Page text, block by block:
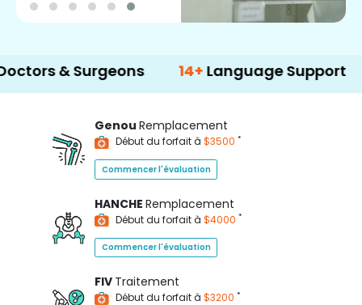
Surgeons 14+ Language Support
Genou Remplacement
Début du forfait à $3500 *
Commencer l'évaluation
HANCHE Remplacement
Début du forfait à $4000 *
Commencer l'évaluation
FIV Traitement
Début du forfait à $3200 *